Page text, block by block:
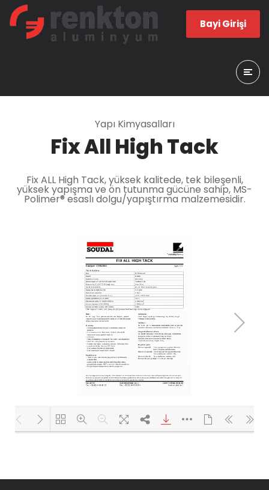
Bayi Girişi
Yapı Kimyasalları
Fix All High Tack
Fix ALL High Tack, yüksek kalitede, tek bileşenli,
yüksek yapışma ve ön tutunma gücüne sahip, MS-
Polimer® esaslı dolgu/yapıştırma malzemesidir.